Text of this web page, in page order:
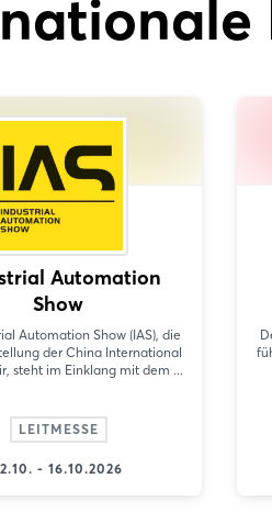
Automation
Show
Automation Show (IAS), die
der China International
steht im Einklang mit dem ...
LEITMESSE
- 16.10.2026